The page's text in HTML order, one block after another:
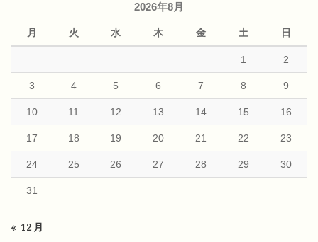
2026年8月
月 火 水 木 金 土 日
1 2
3 4 5 6 7 8 9
10 11 12 13 14 15 16
17 18 19 20 21 22 23
24 25 26 27 28 29 30
31
« 12月